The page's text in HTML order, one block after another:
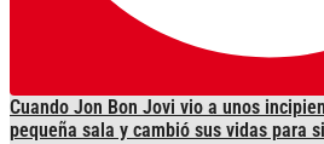
Cuando Jon Bon Jovi vio a unos
pequeña sala y cambió sus vidas para